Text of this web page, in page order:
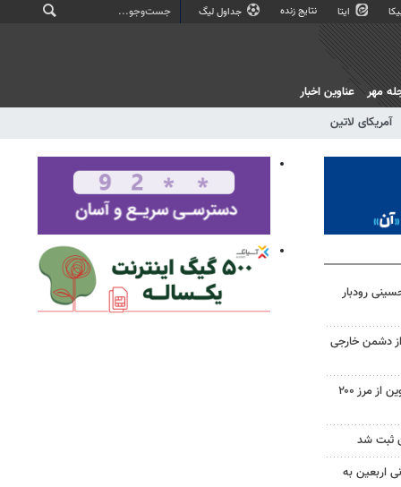
ایتا نتایج زنده جداول لیگ
آمریکای لاتین
مهر عناوین اخبار
رودبار
دشمن خارجی
عبور خرید تضمینی گندم در قزوین از مرز ۲۰۰
گیلانی اربعین به